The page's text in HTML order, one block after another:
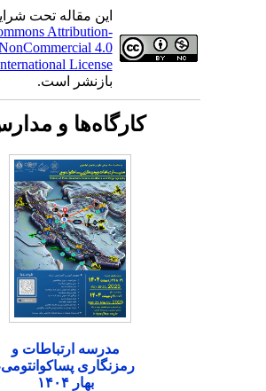
این مقاله تحت
Attribution-
NonCommercial 4.0
International License
بازنشر است.
کارگاه‌ها و
مدرسه ارتباطات و
رمزنگاری پساکوانتومی،
بهار ۱۴۰۴